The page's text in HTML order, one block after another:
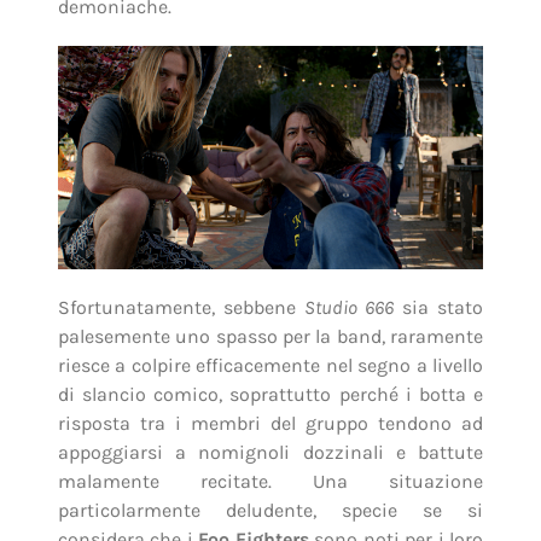
demoniache.
Sfortunatamente, sebbene Studio 666 sia stato
palesemente uno spasso per la band, raramente
riesce a colpire efficacemente nel segno a livello
di slancio comico, soprattutto perché i botta e
risposta tra i membri del gruppo tendono ad
appoggiarsi a nomignoli dozzinali e battute
malamente recitate. Una situazione
particolarmente deludente, specie se si